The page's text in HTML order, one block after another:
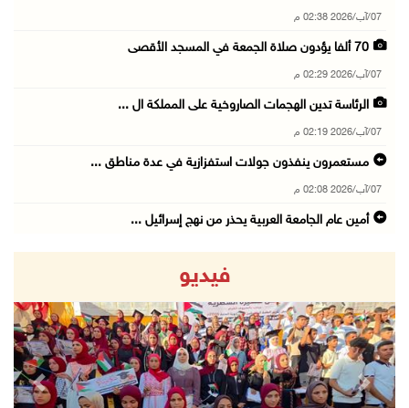
07/آب/2026 02:38 م
70 ألفا يؤدون صلاة الجمعة في المسجد الأقصى
07/آب/2026 02:29 م
الرئاسة تدين الهجمات الصاروخية على المملكة ال ...
07/آب/2026 02:19 م
مستعمرون ينفذون جولات استفزازية في عدة مناطق ...
07/آب/2026 02:08 م
أمين عام الجامعة العربية يحذر من نهج إسرائيل ...
مستعمرون يهاجمون صهريجا للمياه في خلايل اللوز ...
07/آب/2026 01:38 م
مستعمرون يهاجمون مجددا تجمع الكعابنة شرق الطي ...
07/آب/2026 12:08 م
أسعار النفط تواصل الصعود وسط مخاوف بشأن مستقب ...
فيديو
Next